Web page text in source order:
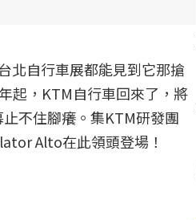
北自行車展都能見到它那搶
起，KTM自行車回來了，將
不住腳癢。集KTM研發團
Alto在此領頭登場！